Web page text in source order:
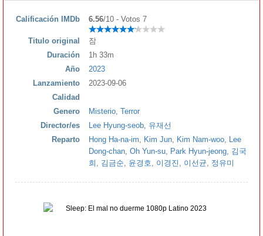
Calificación IMDb 6.56/10 - Votos 7
Titulo original
잠
Duración
1h 33m
Año
2023
Lanzamiento
2023-09-06
Calidad
Genero
Misterio Terror
Director/es
Lee Hyung-seob 유재선
Reparto
Hong Ha-na-im Kim Jun Kim Nam-woo
Lee
Dong-chan Oh Yun-su Park Hyun-jeong 김국
희
김금순 윤경호 이경진 이선균 정유미